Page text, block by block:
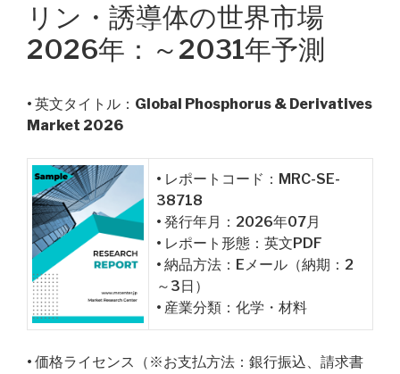
リン・誘導体の世界市場
2026年：～2031年予測
• 英文タイトル： Global Phosphorus & Derivatives
Market 2026
• レポートコード：MRC-SE-
38718
• 発行年月：2026年07月
• レポート形態：英文PDF
• 納品方法：Eメール（納期：2
～3日）
• 産業分類：化学・材料
• 価格ライセンス（※お支払方法：銀行振込、請求書